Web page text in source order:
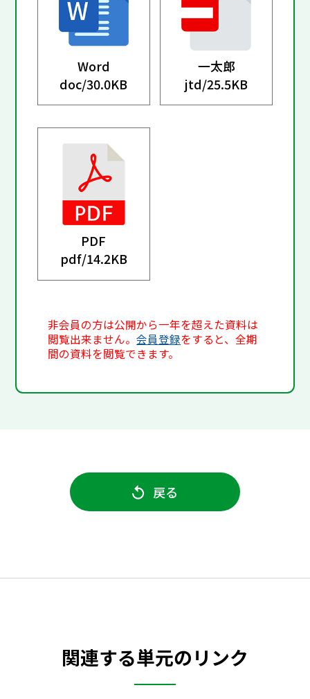
Word
doc/30.0KB
一太郎
jtd/25.5KB
PDF
pdf/14.2KB
非会員の方は公開から一年を超えた資料は
閲覧出来ません。会員登録をすると、全期
間の資料を閲覧できます。
戻る
関連する単元のリンク